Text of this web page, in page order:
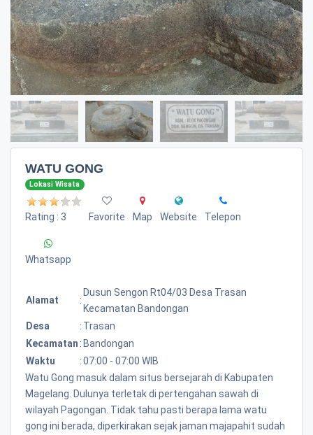
WATU GONG
Lokasi Wisata
Rating : 3 Favorite Map Website Telepon
Whatsapp
Alamat :
Dusun Sengon Rt04/03 Desa Trasan
Kecamatan Bandongan
Desa
: Trasan
Kecamatan : Bandongan
Waktu
:07:00 - 07:00 WIB
Watu Gong masuk dalam situs bersejarah di Kabupaten
Magelang. Dulunya terletak di pertengahan sawah di
wilayah Pagongan. Tidak tahu pasti berapa lama watu
gong ini berada, diperkirakan sejak jaman majapahit sudah